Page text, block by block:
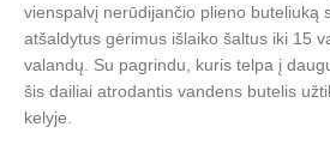
vienspalvį nerūdijančio plieno buteliuką
atšaldytus gėrimus išlaiko šaltus iki 15
valandų. Su pagrindu, kuris telpa į
šis dailiai atrodantis vandens butelis
kelyje.